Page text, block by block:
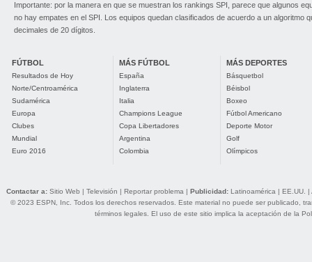
Importante: por la manera en que se muestran los rankings SPI, parece que algunos
no hay empates en el SPI. Los equipos quedan clasificados de acuerdo a un algoritmo
decimales de 20 dígitos.
FÚTBOL
Resultados de Hoy
Norte/Centroamérica
Sudamérica
Europa
Clubes
Mundial
Euro 2016
MÁS FÚTBOL
España
Inglaterra
Italia
Champions League
Copa Libertadores
Argentina
Colombia
MÁS DEPORTES
Básquetbol
Béisbol
Boxeo
Fútbol Americano
Deporte Motor
Golf
Olímpicos
Contactar a: Sitio Web | Televisión | Reportar problema | Publicidad: Latinoamérica | EE.UU. |
© 2023 ESPN, Inc. Todos los derechos reservados. Este material no puede ser publicado,
términos legales. El uso de este sitio implica la aceptación de la